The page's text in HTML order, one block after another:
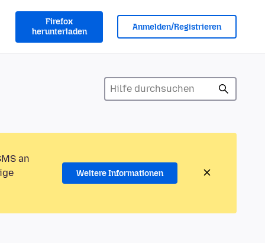
Firefox
herunterladen
Anmelden/Registrieren
an
Weitere Informationen